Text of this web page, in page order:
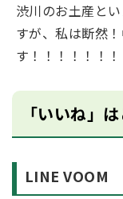
渋川のお土産と
すが、私は断然
す！！！！！！
「いいね」
LINE VOOM